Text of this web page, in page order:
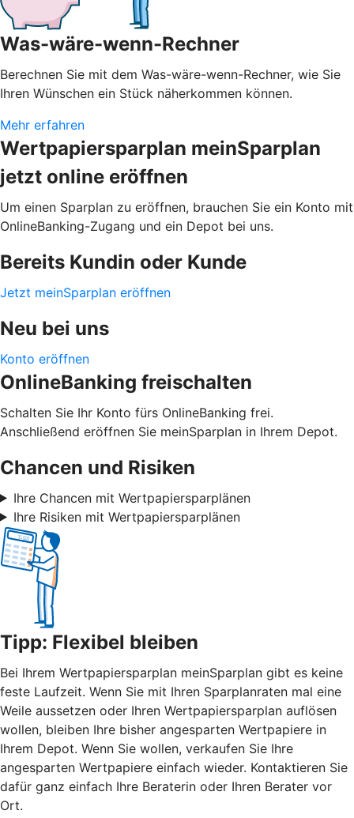
Was-wäre-wenn-Rechner
Berechnen Sie mit dem Was-wäre-wenn-Rechner, wie Sie
Ihren Wünschen ein Stück näherkommen können.
Mehr erfahren
Wertpapiersparplan meinSparplan
jetzt online eröffnen
Um einen Sparplan zu eröffnen, brauchen Sie ein Konto mit
OnlineBanking-Zugang und ein Depot bei uns.
Bereits Kundin oder Kunde
Jetzt meinSparplan eröffnen
Neu bei uns
Konto eröffnen
OnlineBanking freischalten
Schalten Sie Ihr Konto fürs OnlineBanking frei.
Anschließend eröffnen Sie meinSparplan in Ihrem Depot.
Chancen und Risiken
Ihre Chancen mit Wertpapiersparplänen
Ihre Risiken mit Wertpapiersparplänen
Tipp: Flexibel bleiben
Bei Ihrem Wertpapiersparplan meinSparplan gibt es keine
feste Laufzeit. Wenn Sie mit Ihren Sparplanraten mal eine
Weile aussetzen oder Ihren Wertpapiersparplan auflösen
wollen, bleiben Ihre bisher angesparten Wertpapiere in
Ihrem Depot. Wenn Sie wollen, verkaufen Sie Ihre
angesparten Wertpapiere einfach wieder. Kontaktieren Sie
dafür ganz einfach Ihre Beraterin oder Ihren Berater vor
Ort.